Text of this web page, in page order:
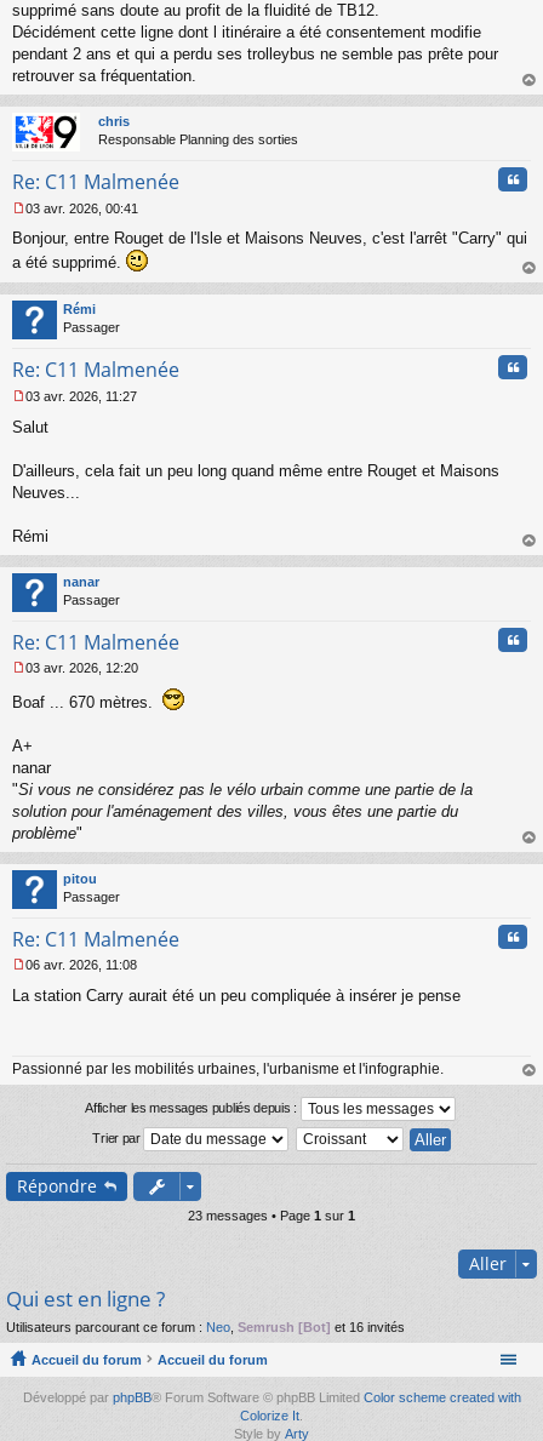
s
s
g
e
n
o
n
l
supprimé sans doute au profit de la fluidité de TB12.
Décidément cette ligne dont l itinéraire a été consentement modifie
pendant 2 ans et qui a perdu ses trolleybus ne semble pas prête pour
retrouver sa fréquentation.
au
chris
Responsable Planning des sorties
Re: C11 Malmenée
e
s
a
g
e
o
l
u
03 avr. 2026, 00:41
Bonjour, entre Rouget de l'Isle et Maisons Neuves, c'est l'arrêt "Carry" qui
a été supprimé.
au
Rémi
Passager
Re: C11 Malmenée
e
g
n
o
n
l
u
03 avr. 2026, 11:27
Salut
D'ailleurs, cela fait un peu long quand même entre Rouget et Maisons
Neuves...
Rémi
au
nanar
Passager
Re: C11 Malmenée
e
a
g
e
n
l
u
03 avr. 2026, 12:20
Boaf ... 670 mètres.
A+
nanar
"Si vous ne considérez pas le vélo urbain comme une partie de la
solution pour l'aménagement des villes, vous êtes une partie du
problème"
au
pitou
Passager
Re: C11 Malmenée
e
g
e
u
06 avr. 2026, 11:08
La station Carry aurait été un peu compliquée à insérer je pense
Passionné par les mobilités urbaines, l'urbanisme et l'infographie.
au
Afficher les messages publiés depuis :
Trier par
Répondre
23 messages • Page 1 sur 1
Aller
Qui est en ligne ?
Utilisateurs parcourant ce forum : Neo Semrush [Bot] et 16 invités
Accueil du forum Accueil du forum
Développé par phpBB® Forum Software © phpBB Limited Color scheme created with
Colorize It
Style by Arty